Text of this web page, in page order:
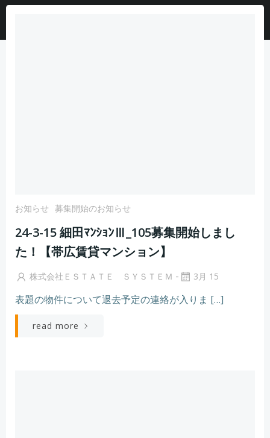
お知らせ 募集開始のお知らせ
24-3-15 細田ﾏﾝｼｮﾝⅢ_105募集開始しまし
た！【帯広賃貸マンション】
株式会社ＥＳＴＡＴＥ ＳＹＳＴＥＭ - 3月 15
表題の物件について退去予定の連絡が入りま […]
read more